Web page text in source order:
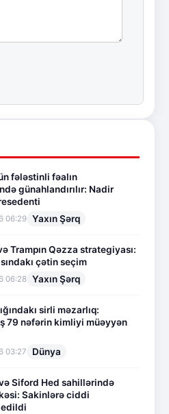
fələstinli fəalın
günahlandırılır: Nadir
06:29 Yaxın Şərq
Trampın Qəzza strategiyası:
çətin seçim
06:28 Yaxın Şərq
sirli məzarlıq:
79 nəfərin kimliyi müəyyən
03:27 Dünya
Siford Hed sahillərində
Sakinlərə ciddi
edildi